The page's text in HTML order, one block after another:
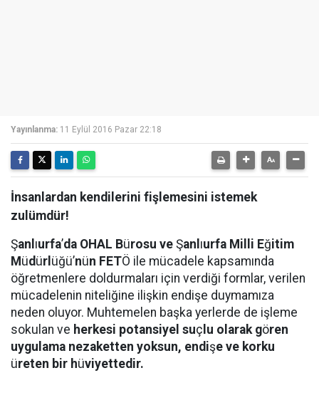
Yayınlanma: 11 Eylül 2016 Pazar 22:18
İnsanlardan kendilerini fişlemesini istemek
zulümdür!
Şanl ıurfa’da OHAL Bürosu ve Şanl ıurfa Milli Eğitim
Müd ürl üğü’nün FETÖ ile mücadele kapsamında
öğretmenlere doldurmaları için verdiği formlar, verilen
mücadelenin niteliğine ilişkin endişe duymamıza
neden oluyor. Muhtemelen başka yerlerde de işleme
sokulan ve herkesi potansiyel suç lu olarak gören
uygulama nezaketten yoksun, endişe ve korku
üreten bir hüviyettedir.